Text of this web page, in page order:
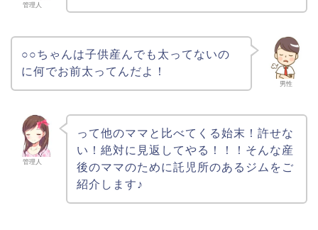
管理人
男性
○○ちゃんは子供産んでも太ってないの
に何でお前太ってんだよ！
管理人
って他のママと比べてくる始末！許せな
い！絶対に見返してやる！！！そんな産
後のママのために託児所のあるジムをご
紹介します♪